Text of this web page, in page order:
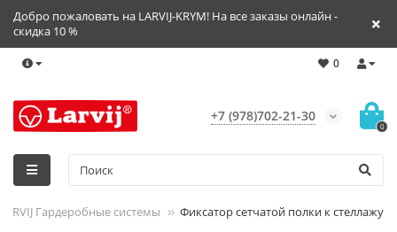
Добро пожаловать на LARVIJ-KRYM! На все заказы онлайн -
скидка 10 %
0
+7 (978)702-21-30
0
LARVIJ Гардеробные системы Фиксатор сетчатой полки к стеллажу